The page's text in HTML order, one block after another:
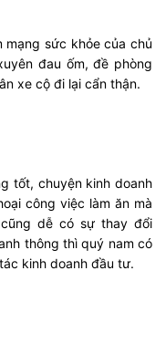
mạng sức khỏe của chủ
đau ốm, đề phòng
xe cộ đi lại cẩn thận.
tốt, chuyện kinh doanh
công việc làm ăn mà
dễ có sự thay đổi
thông thì quý nam có
kinh doanh đầu tư.